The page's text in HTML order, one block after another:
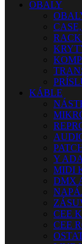
OBALY
KÁBLE
Y
MIDI
DMX
CEE
CEE